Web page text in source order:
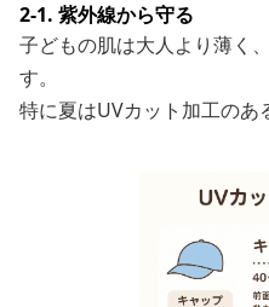
2-1. 紫外線から守る
子どもの肌は大人より薄く
す。
特に夏はUVカット加工のあ